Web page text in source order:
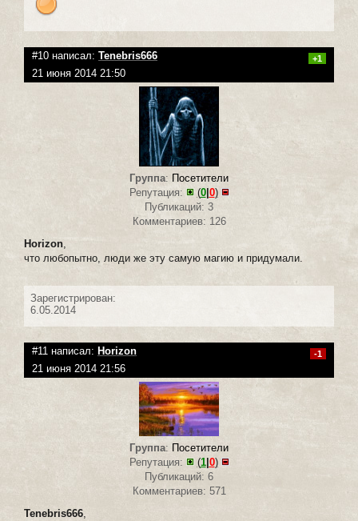
#10 написал: Tenebris666 +1
21 июня 2014 21:50
Группа: Посетители
Репутация:
(0|0)
Публикаций: 3
Комментариев: 126
Horizon
что любопытно, люди же эту самую магию и придумали.
Зарегистрирован:
6.05.2014
#11 написал: Horizon -1
21 июня 2014 21:56
Группа: Посетители
Репутация:
(1| 0)
Публикаций: 6
Комментариев: 571
Tenebris666,